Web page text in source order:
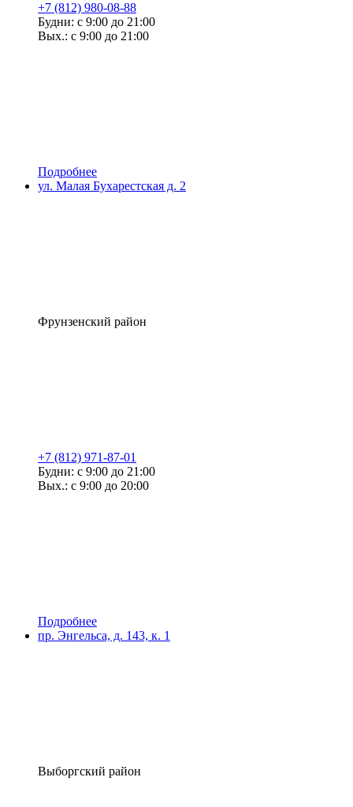
+7 (812) 980-08-88
Будни: с 9:00 до 21:00
Вых.: с 9:00 до 21:00
Подробнее
ул. Малая Бухарестская д. 2
Фрунзенский район
+7 (812) 971-87-01
Будни: с 9:00 до 21:00
Вых.: с 9:00 до 20:00
Подробнее
пр. Энгельса, д. 143, к. 1
Выборгский район